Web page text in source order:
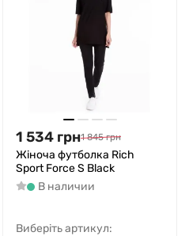
1 534 грн1 845 грн
Жіноча футболка Rich
Sport Force S Black
В наличии
Виберіть артикул: